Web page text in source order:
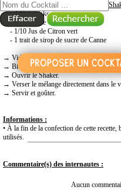
→Mettre dans la plus petite partie du
- 4/10 Whiskey
- 4/10 Jus de Pomme
- 1/10 Jus de Citron vert
- 1 trait de sirop de sucre de Canne
→ Vider l’excédent d’eau qui aurait pu
→ Bien fermer le Shaker etfrapper6 à 8
→ Ouvrir le Shaker.
→ Verser le mélange directement dans le
→ Servir et goûter.
Informations :
• À la fin de la confection de cette recette,
utilisés.
Commentaire(s) des internautes :
Aucun